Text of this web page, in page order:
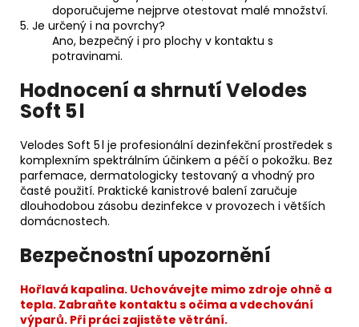
doporučujeme nejprve otestovat malé množství.
5. Je určený i na povrchy?
Ano, bezpečný i pro plochy v kontaktu s
potravinami.
Hodnocení a shrnutí Velodes
Soft 5 l
Velodes Soft 5 l je profesionální dezinfekční prostředek s
komplexním spektrálním účinkem a péčí o pokožku. Bez
parfemace, dermatologicky testovaný a vhodný pro
časté použití. Praktické kanistrové balení zaručuje
dlouhodobou zásobu dezinfekce v provozech i větších
domácnostech.
Bezpečnostní upozornění
Hořlavá kapalina. Uchovávejte mimo zdroje ohně a
tepla. Zabraňte kontaktu s očima a vdechování
výparů. Při práci zajistěte větrání.